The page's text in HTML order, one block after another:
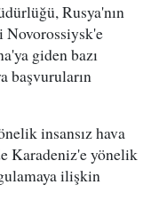
Rusya'nın
Novorossiysk'e
giden bazı
başvuruların
insansız hava
Karadeniz'e yönelik
ilişkin